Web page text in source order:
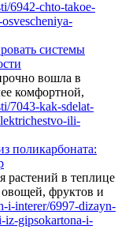
системы
вошла в
комфортной,
поликарбоната:
растений в теплице
фруктов и